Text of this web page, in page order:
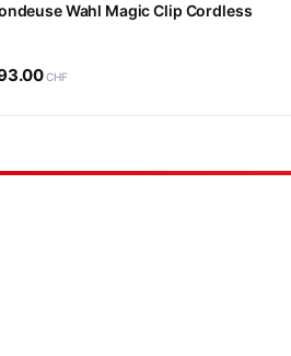
Wahl Magic Clip Cordless
CHF